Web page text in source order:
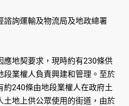
詢運輸及物流局及地政總署
應地契要求，現時約有230條供
段業權人負責興建和管理。至於
約240條由地段業權人在政府土
土地上供公眾使用的街道，由於